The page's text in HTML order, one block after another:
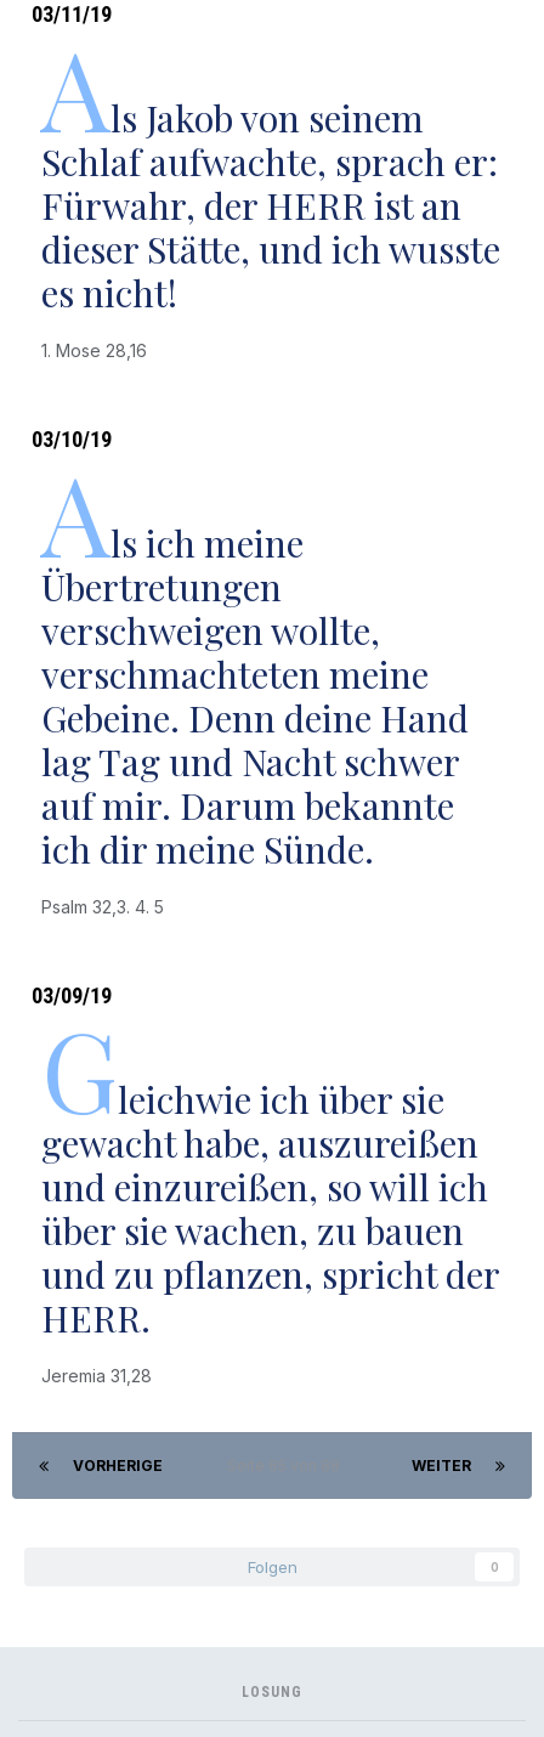
03/11/19
Als Jakob von seinem
Schlaf aufwachte, sprach er:
Fürwahr, der HERR ist an
dieser Stätte, und ich wusste
es nicht!
1. Mose 28,16
03/10/19
Als ich meine
Übertretungen
verschweigen wollte,
verschmachteten meine
Gebeine. Denn deine Hand
lag Tag und Nacht schwer
auf mir. Darum bekannte
ich dir meine Sünde.
Psalm 32,3. 4. 5
03/09/19
Gleichwie ich über sie
gewacht habe, auszureißen
und einzureißen, so will ich
über sie wachen, zu bauen
und zu pflanzen, spricht der
HERR.
Jeremia 31,28
VORHERIGE WEITER
Folgen 0
LOSUNG